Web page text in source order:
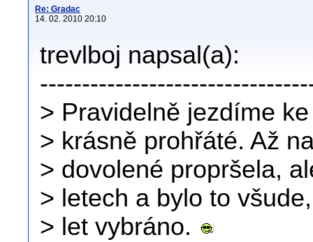
Re: Gradac
14. 02. 2010 20:10
trevlboj napsal(a):
> Pravidelně jezdíme
> krásně prohřáté. Až
> dovolené propršela,
> letech a bylo to
> let vybráno.